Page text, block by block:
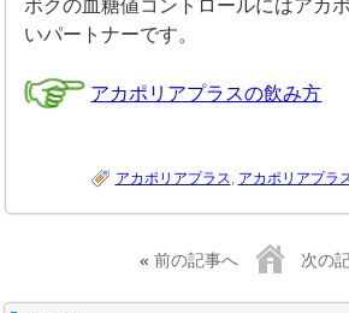
ボクの血糖値コントロールにはアカ
いパートナーです。
アカポリアプラスの飲み方
アカポリアプラス アカポリアプラ
« 前の記事へ 次の